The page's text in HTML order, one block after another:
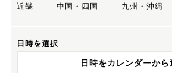
近畿
中国・四国 九州・沖縄
日時を選択
日時をカレンダーから